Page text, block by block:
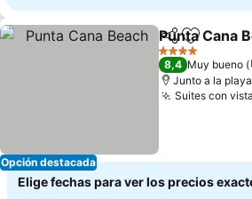
Opción destacada
Compartir
Agregar
Punta Cana
4 Estrellas
8,4 Muy bueno
Junto a la playa
Suites con
Elige fechas para ver los precios